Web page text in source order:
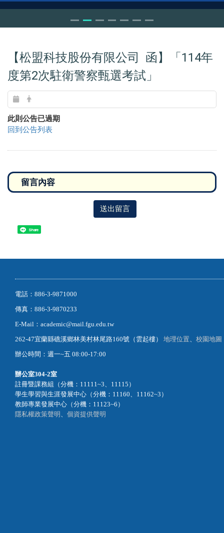
【松盟科技股份有限公司 函】「114年
度第2次駐衛警察甄選考試」
此則公告已過期
回到公告列表
送出留言
Share
電話：886-3-9871000
傳真：886-3-9870233
E-Mail：academic@mail.fgu.edu.tw
262-47宜蘭縣礁溪鄉林美村林尾路160號（雲起樓） 地理位置
校園地圖
辦公時間：週一~五 08:00-17:00
辦公室304-2室
註冊暨課務組（分機：11111~3、11115）
學生學習與生涯發展中心（分機：11160、11162~3）
教師專業發展中心（分機：11123~6）
隱私權政策聲明
個資提供聲明